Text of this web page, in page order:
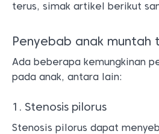
terus, simak artikel berikut
Penyebab anak muntah
Ada beberapa kemungkinan
pada anak, antara lain:
1. Stenosis pilorus
Stenosis pilorus dapat